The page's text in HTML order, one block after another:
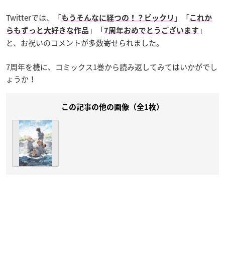
Twitterでは、「もうそんなに経つの！？ビックリ 」「これか
らもずっと大好きな作品 」「7周年おめでとうございます 」
と、お祝いのコメントが多数寄せられました。
7周年を機に、コミックス1巻から読み返してみてはいかがでし
ょうか！
この記事の他の画像（全1枚）